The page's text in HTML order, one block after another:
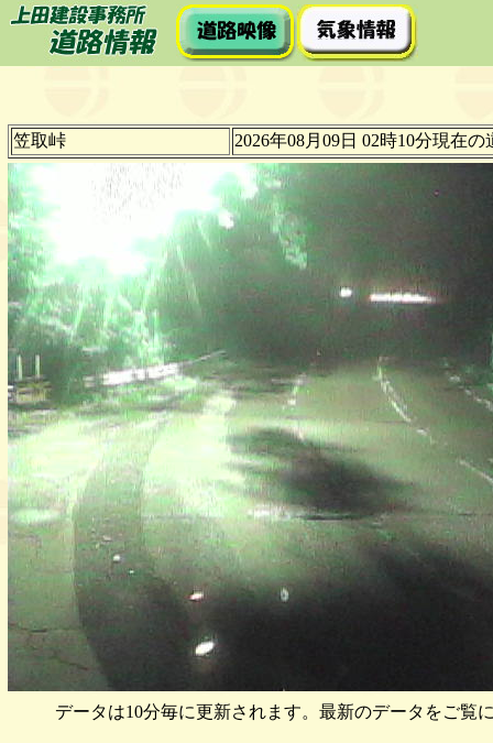
笠取峠 2026年08月09日 02時10分現在の
データは10分毎に更新されます。最新のデータをご覧